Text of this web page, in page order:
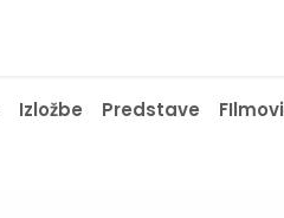
Izložbe Predstave FIlmovi